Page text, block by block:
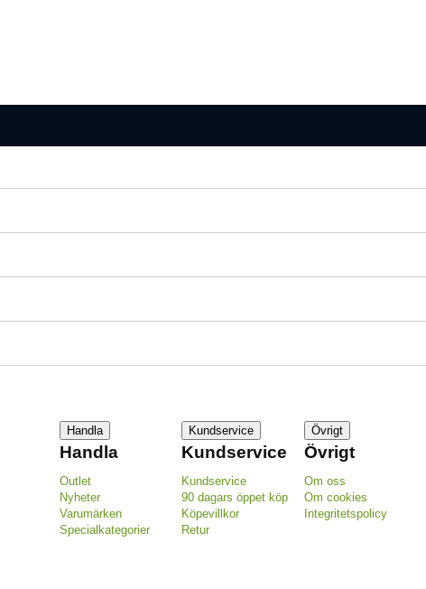
Handla
Handla
Outlet
Nyheter
Varumärken
Specialkategorier
Kundservice
Kundservice
Kundservice
90 dagars öppet köp
Köpevillkor
Retur
Övrigt
Övrigt
Om oss
Om cookies
Integritetspolicy